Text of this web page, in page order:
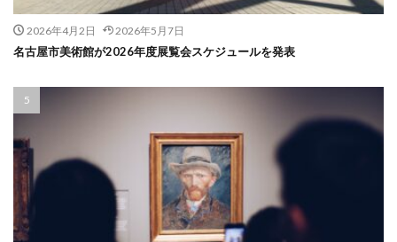
2026年4月2日 2026年5月7日
名古屋市美術館が2026年度展覧会スケジュールを発表